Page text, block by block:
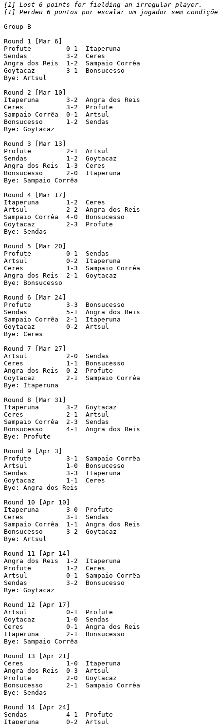
[1] Lost 6 points for fielding an irregular player.
Group B
Round 1 [Mar 6]
Profute         0-1  Itaperuna
Sendas          3-2  Ceres
Angra dos Reis  1-2  Sampaio Corrêa
Goytacaz        3-1  Bonsucesso
Bye: Artsul
Round 2 [Mar 10]
Itaperuna       3-2  Angra dos Reis
Ceres           3-2  Profute
Sampaio Corrêa  0-1  Artsul
Bonsucesso      1-2  Sendas
Bye: Goytacaz
Round 3 [Mar 13]
Profute         2-1  Artsul
Sendas          1-2  Goytacaz
Angra dos Reis  1-3  Ceres
Bonsucesso      2-0  Itaperuna
Bye: Sampaio Corrêa
Round 4 [Mar 17]
Itaperuna       1-2  Ceres
Artsul          2-2  Angra dos Reis
Sampaio Corrêa  4-0  Bonsucesso
Goytacaz        2-3  Profute
Bye: Sendas
Round 5 [Mar 20]
Profute         0-1  Sendas
Artsul          0-2  Itaperuna
Ceres           1-3  Sampaio Corrêa
Angra dos Reis  2-1  Goytacaz
Bye: Bonsucesso
Round 6 [Mar 24]
Profute         3-3  Bonsucesso
Sendas          5-1  Angra dos Reis
Sampaio Corrêa  2-1  Itaperuna
Goytacaz        0-2  Artsul
Bye: Ceres
Round 7 [Mar 27]
Artsul          2-0  Sendas
Ceres           1-1  Bonsucesso
Angra dos Reis  0-2  Profute
Goytacaz        2-1  Sampaio Corrêa
Bye: Itaperuna
Round 8 [Mar 31]
Itaperuna       3-2  Goytacaz
Ceres           2-1  Artsul
Sampaio Corrêa  2-3  Sendas
Bonsucesso      4-1  Angra dos Reis
Bye: Profute
Round 9 [Apr 3]
Profute         3-1  Sampaio Corrêa
Artsul          1-0  Bonsucesso
Sendas          3-3  Itaperuna
Goytacaz        1-1  Ceres
Bye: Angra dos Reis
Round 10 [Apr 10]
Itaperuna       3-0  Profute
Ceres           3-1  Sendas
Sampaio Corrêa  1-1  Angra dos Reis
Bonsucesso      3-2  Goytacaz
Bye: Artsul
Round 11 [Apr 14]
Angra dos Reis  1-2  Itaperuna
Profute         1-2  Ceres
Artsul          0-1  Sampaio Corrêa
Sendas          3-2  Bonsucesso
Bye: Goytacaz
Round 12 [Apr 17]
Artsul          0-1  Profute
Goytacaz        1-0  Sendas
Ceres           0-1  Angra dos Reis
Itaperuna       2-1  Bonsucesso
Bye: Sampaio Corrêa
Round 13 [Apr 21]
Ceres           1-0  Itaperuna
Angra dos Reis  0-3  Artsul
Profute         2-0  Goytacaz
Bonsucesso      2-1  Sampaio Corrêa
Bye: Sendas
Round 14 [Apr 24]
Sendas          4-1  Profute
Itaperuna       0-2  Artsul